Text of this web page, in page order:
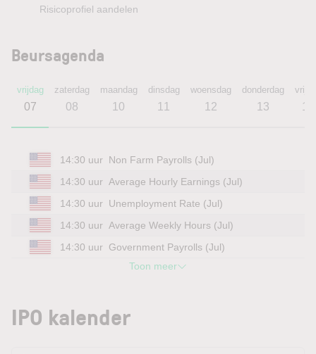
Risicoprofiel aandelen
Beursagenda
vrijdag
07
zaterdag
08
maandag
10
dinsdag
11
woensdag
12
donderdag
13 14
14:30 uur Non Farm Payrolls (Jul)
14:30 uur Average Hourly Earnings (Jul)
14:30 uur Unemployment Rate (Jul)
14:30 uur Average Weekly Hours (Jul)
14:30 uur Government Payrolls (Jul)
Toon meer
IPO kalender